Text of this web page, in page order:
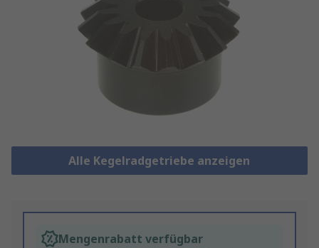
Alle Kegelradgetriebe anzeigen
Mengenrabatt verfügbar